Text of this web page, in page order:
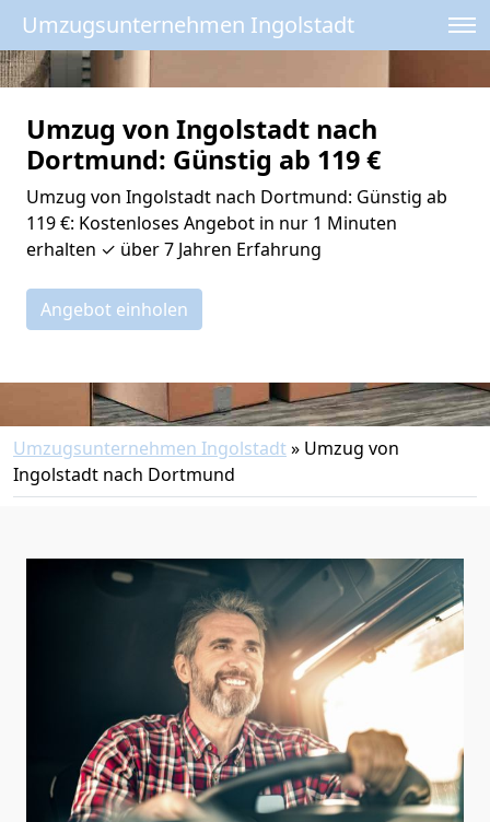
Umzugsunternehmen Ingolstadt
Umzug von Ingolstadt nach
Dortmund: Günstig ab 119 €
Umzug von Ingolstadt nach Dortmund: Günstig ab
119 €: Kostenloses Angebot in nur 1 Minuten
erhalten ✓ über 7 Jahren Erfahrung
Angebot einholen
Umzugsunternehmen Ingolstadt» Umzug von
Ingolstadt nach Dortmund